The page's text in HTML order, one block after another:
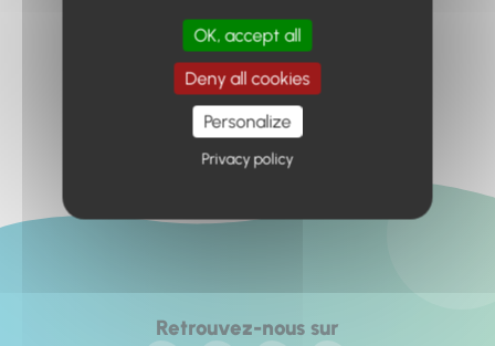
Retour à l'accueil
Retrouvez-nous sur
OK, accept all
Deny all cookies
Personalize
Privacy policy